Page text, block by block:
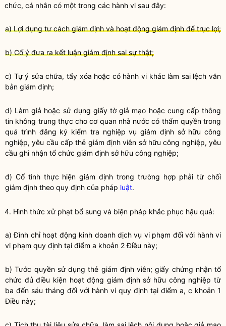
chức, cá nhân có một trong các hành vi sau đây:
a) Lợi dụng tư cách giám định và hoạt động giám định để trục lợi;
b) Cố ý đưa ra kết luận giám định sai sự thật;
c) Tự ý sửa chữa, tẩy xóa hoặc có hành vi khác làm sai lệch văn
bản giám định;
d) Làm giả hoặc sử dụng giấy tờ giả mạo hoặc cung cấp thông
tin không trung thực cho cơ quan nhà nước có thẩm quyềntrong
quá trình đăng ký kiểm tra nghiệp vụ giám định sở hữu công
nghiệp, yêu cầu cấp thẻ giám định viên sở hữu công nghiệp, yêu
cầu ghi nhận tổ chức giám định sở hữu công nghiệp;
đ) Cố tình thực hiện giám định trong trường hợp phải từ chối
giám định theo quy định của pháp luật.
4. Hình thức xử phạt bổ sung và biện pháp khắc phục hậu quả:
a) Đình chỉ hoạt động kinh doanh dịch vụ vi phạm đối với hành vi
vi phạm quy định tại điểm a khoản 2 Điều này;
b) Tước quyềnsử dụng thẻ giám định viên; giấy chứng nhận tổ
chức đủ điều kiện hoạt động giám định sở hữu công nghiệp từ
ba đến sáu tháng đối với hành vi quy định tại điểm a, c khoản 1
Điều này;